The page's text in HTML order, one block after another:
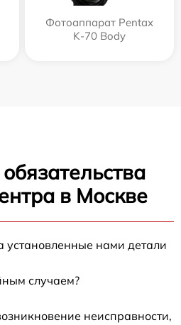
Фотоаппарат Pentax
K-70 Body
в Москве
установленные нами детали
случаем?
неисправности,